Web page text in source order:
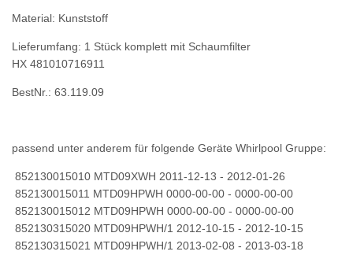
Material: Kunststoff
Lieferumfang: 1 Stück komplett mit Schaumfilter
HX 481010716911
BestNr.: 63.119.09
passend unter anderem für folgende Geräte Whirlpool Gruppe:
852130015010 MTD09XWH 2011-12-13 - 2012-01-26
852130015011 MTD09HPWH 0000-00-00 - 0000-00-00
852130015012 MTD09HPWH 0000-00-00 - 0000-00-00
852130315020 MTD09HPWH/1 2012-10-15 - 2012-10-15
852130315021 MTD09HPWH/1 2013-02-08 - 2013-03-18